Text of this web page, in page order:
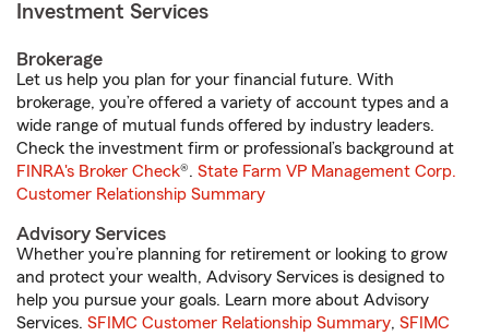
Investment Services
Brokerage
Let us help you plan for your financial future. With
brokerage, you’re offered a variety of account types and a
wide range of mutual funds offered by industry leaders.
Check the investment firm or professional’s background at
FINRA's Broker Check®. State Farm VP Management Corp.
Customer Relationship Summary
Advisory Services
Whether you’re planning for retirement or looking to grow
and protect your wealth, Advisory Services is designed to
help you pursue your goals. Learn more about Advisory
Services. SFIMC Customer Relationship Summary, SFIMC